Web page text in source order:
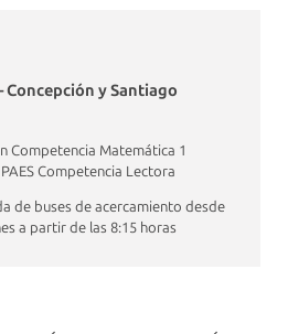
Concepción y Santiago
Competencia Matemática 1
Competencia Lectora
de buses de acercamiento desde
a partir de las 8:15 horas